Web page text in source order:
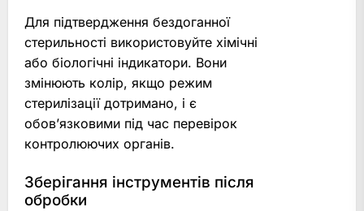
Для підтвердження бездоганної
стерильності використовуйте хімічні
або біологічні індикатори. Вони
змінюють колір, якщо режим
стерилізації дотримано, і є
обов’язковими під час перевірок
контролюючих органів.
Зберігання інструментів після
обробки